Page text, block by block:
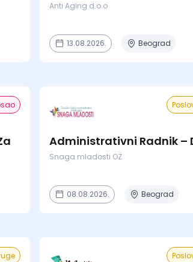
Anti Aging d.o.o
13.08.2026. Beograd
Administrativni Radnik –
Snaga mladosti OZ
08.08.2026. Beograd